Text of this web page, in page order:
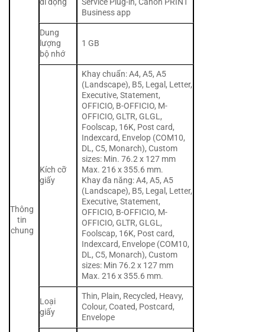
Thông
tin
chung
di động
Service Plug-in, Canon PRINT
Business app
Dung
lượng
bộ nhớ
1 GB
Kích cỡ
giấy
Khay chuẩn: A4, A5, A5
(Landscape), B5, Legal, Letter,
Executive, Statement,
OFFICIO, B-OFFICIO, M-
OFFICIO, GLTR, GLGL,
Foolscap, 16K, Post card,
Indexcard, Envelop (COM10,
DL, C5, Monarch), Custom
sizes: Min. 76.2 x 127 mm
Max. 216 x 355.6 mm.
Khay đa năng: A4, A5, A5
(Landscape), B5, Legal, Letter,
Executive, Statement,
OFFICIO, B-OFFICIO, M-
OFFICIO, GLTR, GLGL,
Foolscap, 16K, Post card,
Indexcard, Envelope (COM10,
DL, C5, Monarch), Custom
sizes: Min 76.2 x 127 mm
Max. 216 x 355.6 mm.
Loại
giấy
Thin, Plain, Recycled, Heavy,
Colour, Coated, Postcard,
Envelope